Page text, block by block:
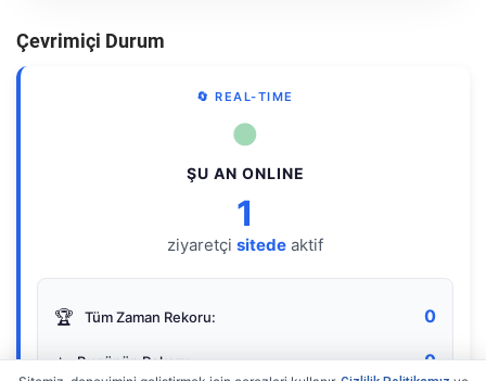
Çevrimiçi Durum
🔄 REAL-TIME
●
ŞU AN ONLINE
1
ziyaretçi sitede aktif
🏆 Tüm Zaman Rekoru: 0
⭐ Bugünün Rekoru: 0